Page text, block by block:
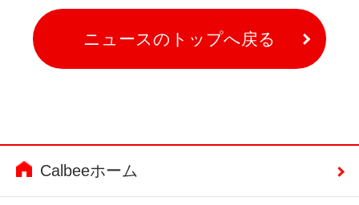
ニュースのトップへ戻る
Calbeeホーム